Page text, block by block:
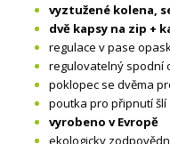
vyztužené kolena,
dvě kapsy na zip +
regulace v pase
regulovatelný spodní
poklopec se dvěma
poutka pro připnutí šlí
vyrobeno v Evropě
ekologicky